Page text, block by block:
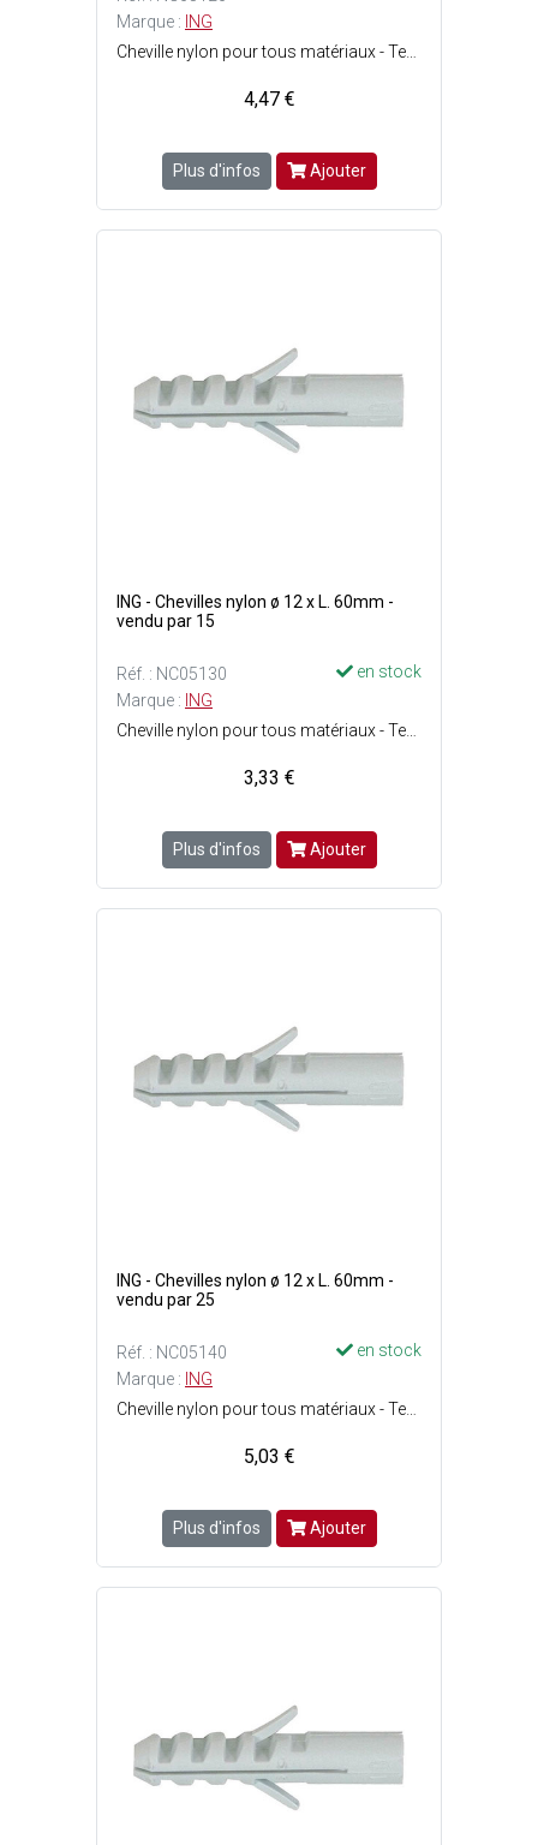
Marque : ING
4,47 €
Plus d'infos Ajouter
ING - Chevilles nylon ø 12 x L. 60mm -
vendu par 15
Réf. : NC05130
en stock
Marque : ING
3,33 €
Plus d'infos Ajouter
ING - Chevilles nylon ø 12 x L. 60mm -
vendu par 25
Réf. : NC05140
en stock
Marque : ING
5,03 €
Plus d'infos Ajouter